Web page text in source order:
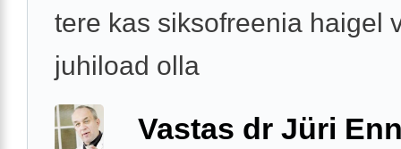
tere kas siksofreenia haigel
juhiload olla
Vastas dr Jüri